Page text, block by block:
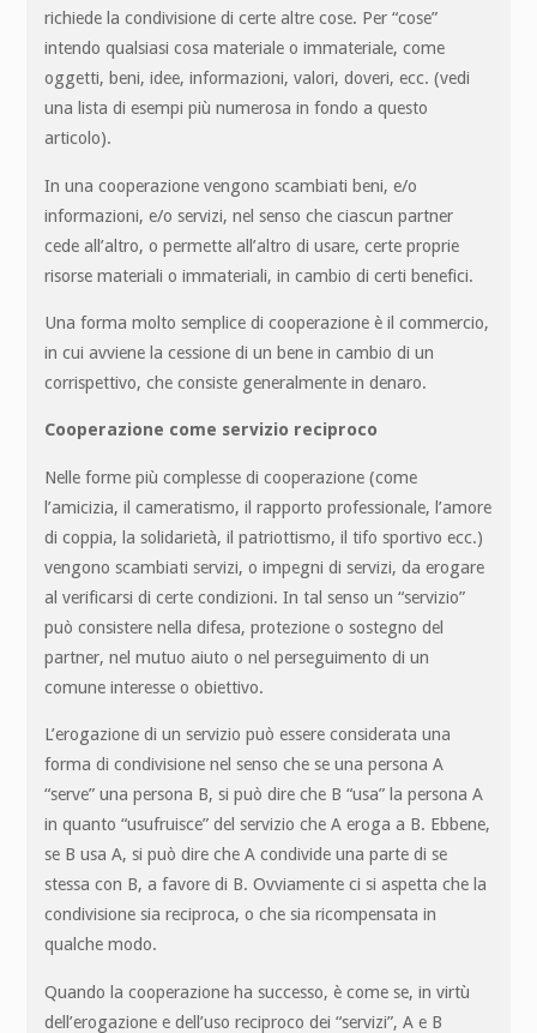
richiede la condivisione di certe altre cose. Per “cose”
intendo qualsiasi cosa materiale o immateriale, come
oggetti, beni, idee, informazioni, valori, doveri, ecc. (vedi
una lista di esempi più numerosa in fondo a questo
articolo).
In una cooperazione vengono scambiati beni, e/o
informazioni, e/o servizi, nel senso che ciascun partner
cede all’altro, o permette all’altro di usare, certe proprie
risorse materiali o immateriali, in cambio di certi benefici.
Una forma molto semplice di cooperazione è il commercio,
in cui avviene la cessione di un bene in cambio di un
corrispettivo, che consiste generalmente in denaro.
Cooperazione come servizio reciproco
Nelle forme più complesse di cooperazione (come
l’amicizia, il cameratismo, il rapporto professionale, l’amore
di coppia, la solidarietà, il patriottismo, il tifo sportivo ecc.)
vengono scambiati servizi, o impegni di servizi, da erogare
al verificarsi di certe condizioni. In tal senso un “servizio”
può consistere nella difesa, protezione o sostegno del
partner, nel mutuo aiuto o nel perseguimento di un
comune interesse o obiettivo.
L’erogazione di un servizio può essere considerata una
forma di condivisione nel senso che se una persona A
“serve” una persona B, si può dire che B “usa” la persona A
in quanto “usufruisce” del servizio che A eroga a B. Ebbene,
se B usa A, si può dire che A condivide una parte di se
stessa con B, a favore di B. Ovviamente ci si aspetta che la
condivisione sia reciproca, o che sia ricompensata in
qualche modo.
Quando la cooperazione ha successo, è come se, in virtù
dell’erogazione e dell’uso reciproco dei “servizi”, A e B